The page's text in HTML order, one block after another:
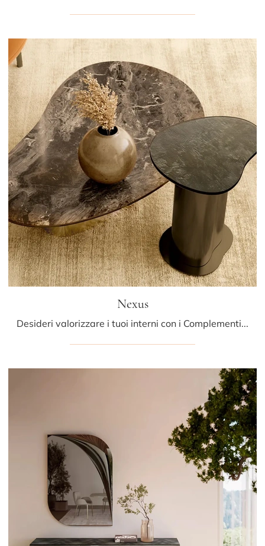
Nexus
Desideri valorizzare i tuoi interni con i Complementi Bontempi? Eccoti diversi modelli di tavolini in gres come Nexus.